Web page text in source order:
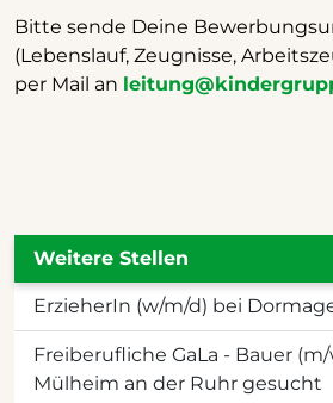
Bitte sende Deine
(Lebenslauf, Zeugnisse,
per Mail an
Weitere Stellen
ErzieherIn (w/m/d) bei
Freiberufliche GaLa - Bauer
Mülheim an der Ruhr gesucht